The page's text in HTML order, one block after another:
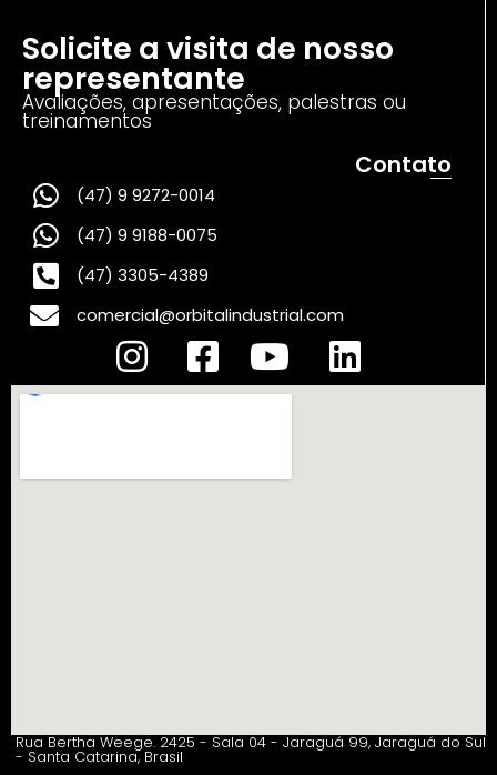
Solicite a visita de nosso
representante
Avaliações, apresentações, palestras ou
treinamentos
Contato
(47) 9 9272-0014
(47) 9 9188-0075
(47) 3305-4389
comercial@orbitalindustrial.com
Rua Bertha Weege. 2425 - Sala 04 - Jaraguá 99, Jaraguá do Sul
- Santa Catarina, Brasil